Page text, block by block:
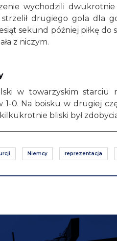
wychodzili
drugiego gola dla
sekund później piłkę do
z niczym.
w towarzyskim starciu
1-0. Na boisku w drugiej
bliski był
Niemcy reprezentacja